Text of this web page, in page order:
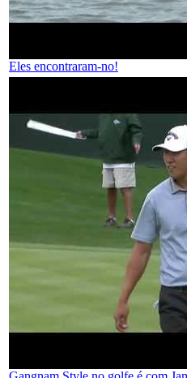
Eles encontraram-no!